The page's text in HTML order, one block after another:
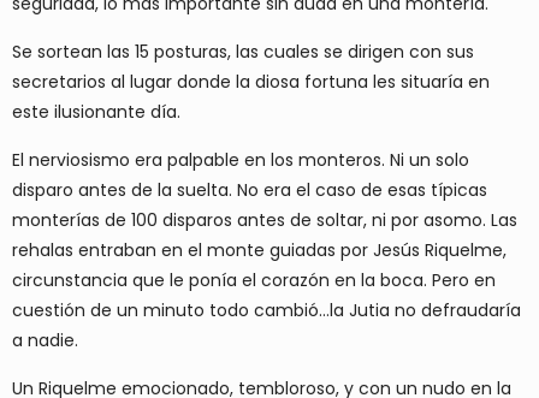
Se sortean las 15 posturas, las cuales se dirigen con sus
secretarios al lugar donde la diosa fortuna les situaría en
este ilusionante día.
El nerviosismo era palpable en los monteros. Ni un solo
disparo antes de la suelta. No era el caso de esas típicas
monterías de 100 disparos antes de soltar, ni por asomo. Las
rehalas entraban en el monte guiadas por Jesús Riquelme,
circunstancia que le ponía el corazón en la boca. Pero en
cuestión de un minuto todo cambió…la Jutia no defraudaría
a nadie.
Un Riquelme emocionado, tembloroso, y con un nudo en la